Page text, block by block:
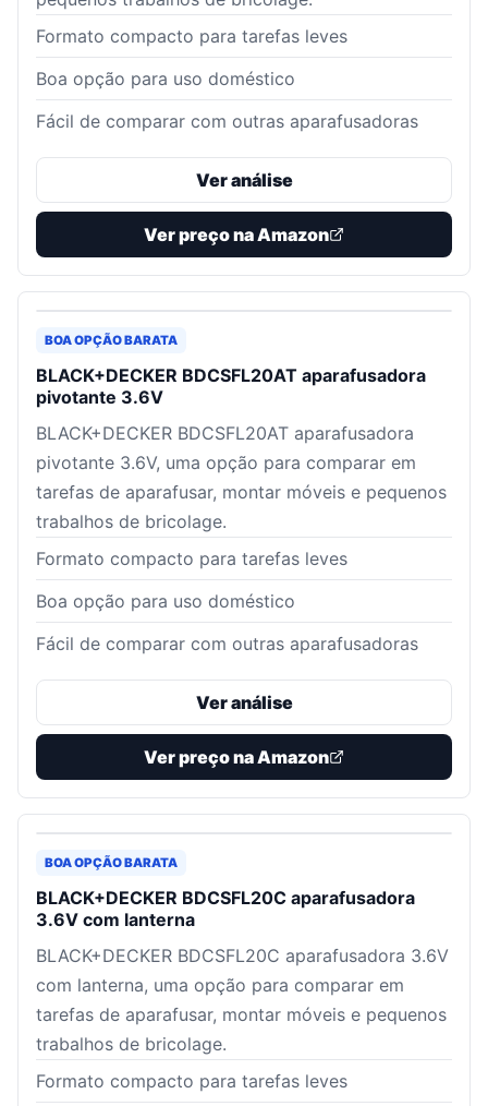
Formato compacto para tarefas leves
Boa opção para uso doméstico
Fácil de comparar com outras aparafusadoras
Ver análise
Ver preço na Amazon
BOA OPÇÃO BARATA
BLACK+DECKER BDCSFL20AT aparafusadora
pivotante 3.6V
BLACK+DECKER BDCSFL20AT aparafusadora
pivotante 3.6V, uma opção para comparar em
tarefas de aparafusar, montar móveis e pequenos
trabalhos de bricolage.
Formato compacto para tarefas leves
Boa opção para uso doméstico
Fácil de comparar com outras aparafusadoras
Ver análise
Ver preço na Amazon
BOA OPÇÃO BARATA
BLACK+DECKER BDCSFL20C aparafusadora
3.6V com lanterna
BLACK+DECKER BDCSFL20C aparafusadora 3.6V
com lanterna, uma opção para comparar em
tarefas de aparafusar, montar móveis e pequenos
trabalhos de bricolage.
Formato compacto para tarefas leves